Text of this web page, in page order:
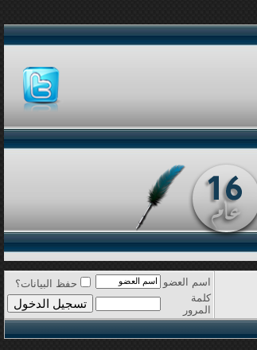
اسم العضو
حفظ البيانات؟
كلمة
المرور